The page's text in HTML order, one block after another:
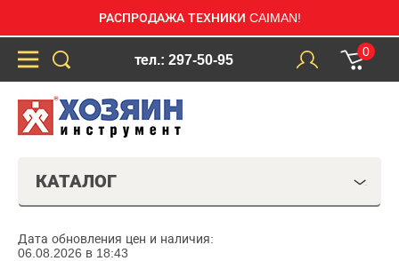
РАСПРОДАЖА ТЕХНИКИ CAIMAN!
тел.: 297-50-95
0
КАТАЛОГ
Дата обновления цен и наличия:
06.08.2026 в 18:43